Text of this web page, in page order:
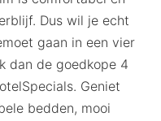
Dus wil je echt
gaan in een vier
dan de goedkope 4
Geniet
bedden, mooi